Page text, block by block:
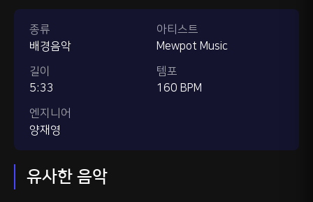
종류
배경음악
길이
5:33
엔지니어
양재영
아티스트
Mewpot Music
템포
160 BPM
유사한 음악